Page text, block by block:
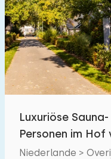
Luxuriöse
Personen im Hof
Niederlande >